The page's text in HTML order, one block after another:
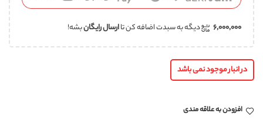
۶,۰۰۰,۰۰۰ دیگه به سبدت اضافه کن تاارسال رایگانبشه!
در انبار موجود نمی باشد
افزودن به علاقه مندی